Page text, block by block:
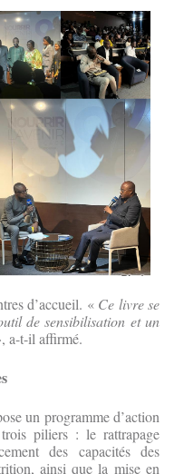
d’accueil. « Ce livre se
de sensibilisation et un
a-t-il affirmé.
un programme d’action
piliers : le rattrapage
des capacités des
ainsi que la mise en